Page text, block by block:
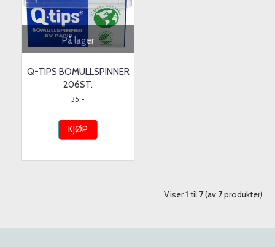
På lager
Q-TIPS BOMULLSPINNER
206ST.
35,-
KJØP
Viser1 til 7(av 7produkter)